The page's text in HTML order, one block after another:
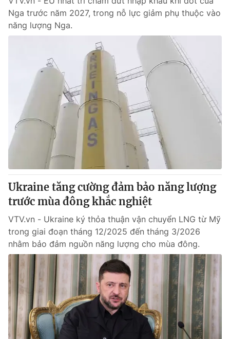
Nga trước năm 2027, trong nỗ lực giảm phụ thuộc vào
năng lượng Nga.
Ukraine tăng cường đảm bảo năng lượng
trước mùa đông khắc nghiệt
VTV.vn - Ukraine ký thỏa thuận vận chuyển LNG từ Mỹ
trong giai đoạn tháng 12/2025 đến tháng 3/2026
nhằm bảo đảm nguồn năng lượng cho mùa đông.